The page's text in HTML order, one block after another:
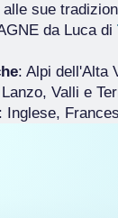
sue
da Luca di
: Alpi dell'Alta
Valli e
: Inglese,